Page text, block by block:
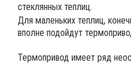
стеклянных теплиц.
Для маленьких теплиц,
вполне подойдут
Термопривод имеет ряд